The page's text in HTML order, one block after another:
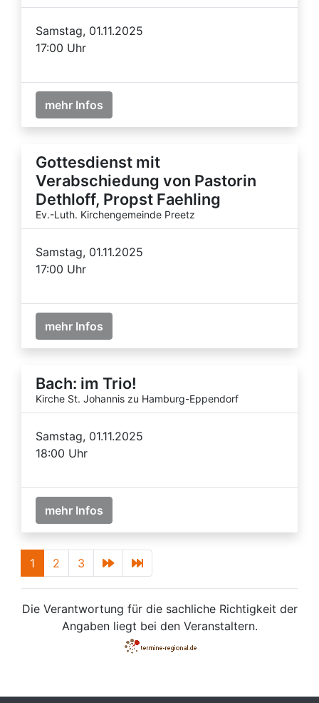
Samstag, 01.11.2025
17:00 Uhr
mehr Infos
Gottesdienst mit
Verabschiedung von Pastorin
Dethloff, Propst Faehling
Ev.-Luth. Kirchengemeinde Preetz
Samstag, 01.11.2025
17:00 Uhr
mehr Infos
Bach: im Trio!
Kirche St. Johannis zu Hamburg-Eppendorf
Samstag, 01.11.2025
18:00 Uhr
mehr Infos
1 2 3
Die Verantwortung für die sachliche Richtigkeit der
Angaben liegt bei den Veranstaltern.